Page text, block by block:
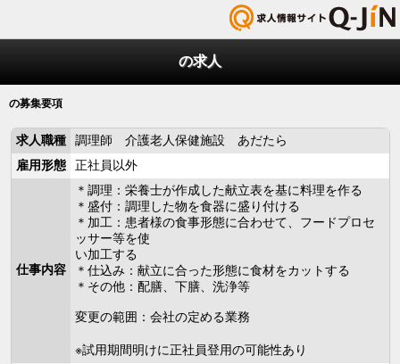
の求人
の募集要項
求人職種
調理師 介護老人保健施設 あだたら
雇用形態
正社員以外
仕事内容
＊調理：栄養士が作成した献立表を基に料理を作る
＊盛付：調理した物を食器に盛り付ける
＊加工：患者様の食事形態に合わせて、フードプロセ
ッサー等を使
い加工する
＊仕込み：献立に合った形態に食材をカットする
＊その他：配膳、下膳、洗浄等
変更の範囲：会社の定める業務
※試用期間明けに正社員登用の可能性あり